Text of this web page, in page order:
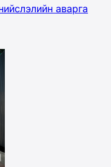
аварга